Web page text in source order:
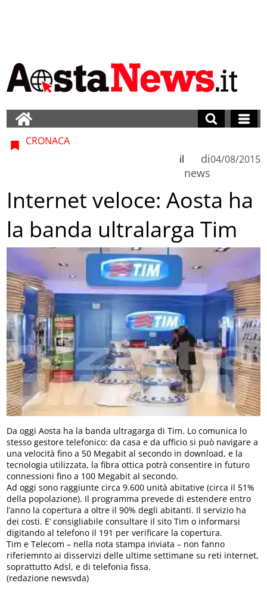
CRONACA
di
news
il 04/08/2015
Internet veloce: Aosta ha
la banda ultralarga Tim
Da oggi Aosta ha la banda ultragarga di Tim. Lo comunica lo
stesso gestore telefonico: da casa e da ufficio si può navigare a
una velocità fino a 50 Megabit al secondo in download, e la
tecnologia utilizzata, la fibra ottica potrà consentire in futuro
connessioni fino a 100 Megabit al secondo.
Ad oggi sono raggiunte circa 9.600 unità abitative (circa il 51%
della popolazione). Il programma prevede di estendere entro
l’anno la copertura a oltre il 90% degli abitanti. Il servizio ha
dei costi. E’ consigliabile consultare il sito Tim o informarsi
digitando al telefono il 191 per verificare la copertura.
Tim e Telecom – nella nota stampa inviata – non fanno
riferiemnto ai disservizi delle ultime settimane su reti internet,
soprattutto Adsl, e di telefonia fissa.
(redazione newsvda)